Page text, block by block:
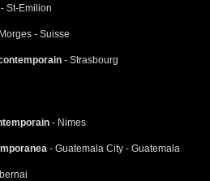
- St-Emilion
- Suisse
- Strasbourg
- Nimes
- Guatemala City - Guatemala